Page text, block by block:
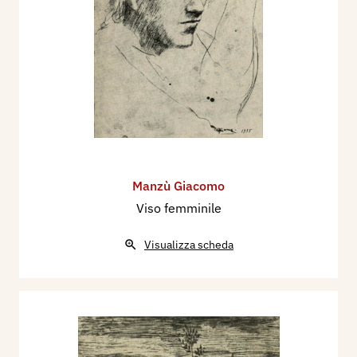
Cominciai nel 1930 a frequentare Milano.
Conobbi i migliori giovani. Nello stesso anno fu
fatta un’esposizione nella Galleria Milano ed io
ero lo scultore del gruppo. Esposi così le mie
prime sculture colorate e i disegni.
Tornai a Bergamo per la morte di un mio fratello
settimane di distanza.
Tornato a Milano, nel 1932 incominciai, chiamato
Cattolica. Vi feci quattro bassorilievi in stucco e
Poi un’altra mostra in gruppo, nella Galleria del
Manzù Giacomo
Viso femminile
Visualizza scheda